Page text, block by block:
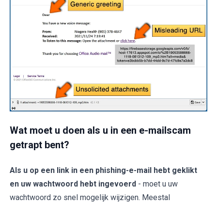
Wat moet u doen als u in een e-mailscam
getrapt bent?
Als u op een link in een phishing-e-mail hebt geklikt
en uw wachtwoord hebt ingevoerd - moet u uw
wachtwoord zo snel mogelijk wijzigen. Meestal